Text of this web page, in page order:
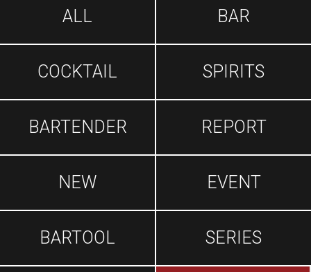
ALL BAR
COCKTAIL SPIRITS
BARTENDER REPORT
NEW EVENT
BARTOOL SERIES